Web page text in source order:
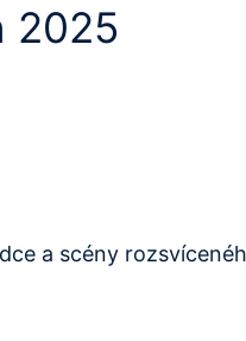
2025
a scény